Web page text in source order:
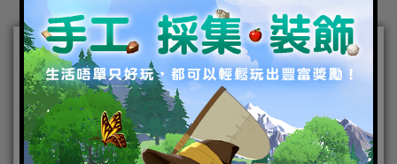
《明日之後》首個大型跨服
賽季玩法今日上線！ “「庇
護城決戰”」一觸即發，跨服
探索開放世界的末日體驗！